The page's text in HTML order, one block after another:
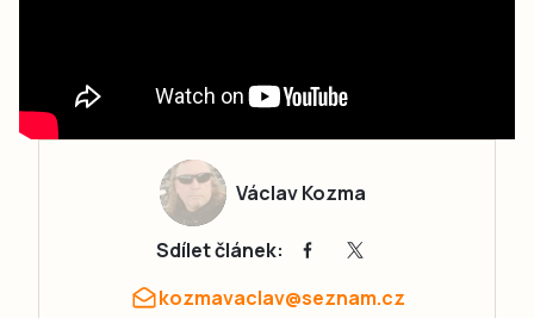
Václav Kozma
Sdílet článek:
kozmavaclav@seznam.cz